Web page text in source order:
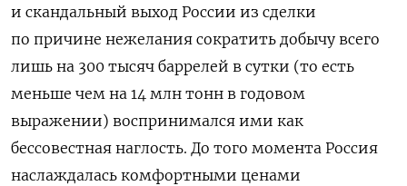
и скандальный выход России из сделки
по причине нежелания сократить добычу всего
лишь на 300 тысяч баррелей в сутки (то есть
меньше чем на 14 млн тонн в годовом
выражении) воспринимался ими как
бессовестная наглость. До того момента Россия
наслаждалась комфортными ценами